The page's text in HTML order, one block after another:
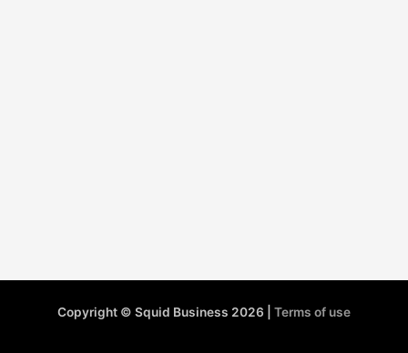
Copyright © Squid Business 2026 | Terms of use